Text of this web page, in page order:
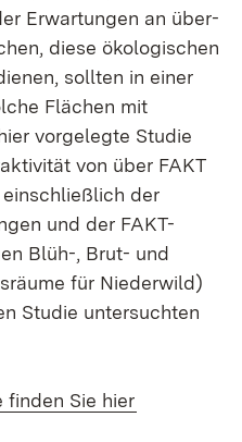
Erwartungen an über-
diese ökologischen
sollten in einer
Flächen mit
vorgelegte Studie
von über FAKT
der
und der FAKT-
Blüh-, Brut- und
für Niederwild)
Studie untersuchten
finden Sie hier